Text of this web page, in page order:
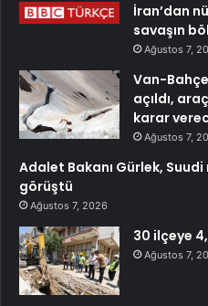
İran’dan
savaşın
Ağustos 7,
Van-
açıldı,
karar
Ağustos 7,
Adalet Bakanı Gürlek,
görüştü
Ağustos 7, 2026
30 ilçeye
Ağustos 7,